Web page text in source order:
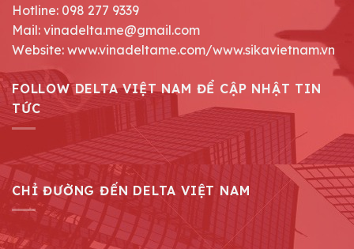
Hotline: 098 277 9339
Mail: vinadelta.me@gmail.com
Website: www.vinadeltame.com/www.sikavietnam.vn
FOLLOW DELTA VIỆT NAM ĐỂ CẬP NHẬT TIN
TỨC
CHỈ ĐƯỜNG ĐẾN DELTA VIỆT NAM